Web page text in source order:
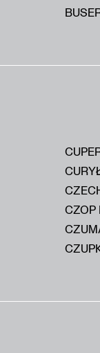
CZOP